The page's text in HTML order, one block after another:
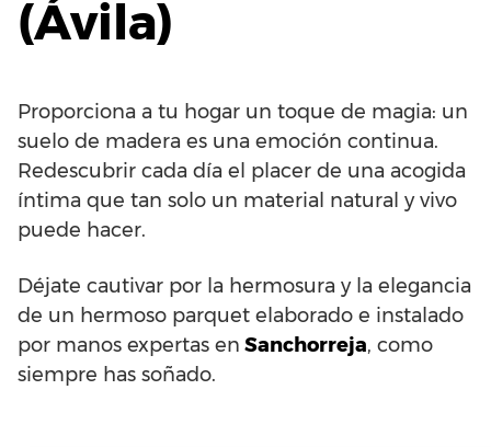
(Ávila)
Proporciona a tu hogar un toque de magia: un
suelo de madera es una emoción continua.
Redescubrir cada día el placer de una acogida
íntima que tan solo un material natural y vivo
puede hacer.
Déjate cautivar por la hermosura y la elegancia
de un hermoso parquet elaborado e instalado
por manos expertas en Sanchorreja, como
siempre has soñado.